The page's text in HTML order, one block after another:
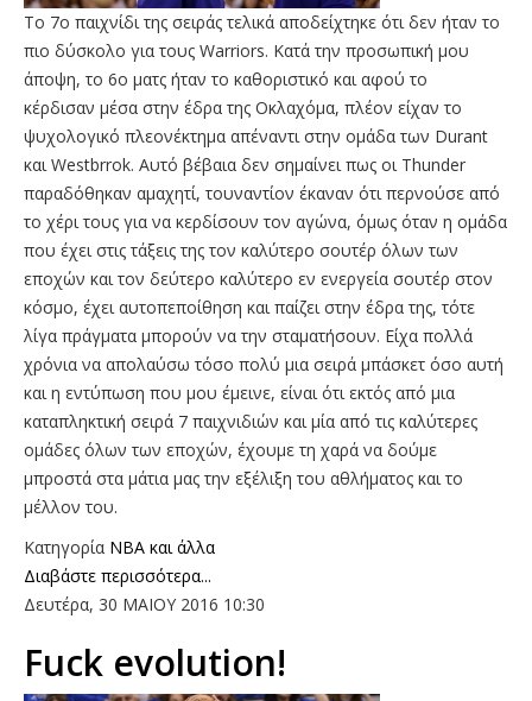
Το 7ο παιχνίδι της σειράς τελικά αποδείχτηκε ότι δεν ήταν το
πιο δύσκολο για τους Warriors. Κατά την προσωπική μου
άποψη, το 6ο ματς ήταν το καθοριστικό και αφού το
κέρδισαν μέσα στην έδρα της Οκλαχόμα, πλέον είχαν το
ψυχολογικό πλεονέκτημα απέναντι στην ομάδα των Durant
και Westbrrok. Αυτό βέβαια δεν σημαίνει πως οι Thunder
παραδόθηκαν αμαχητί, τουναντίον έκαναν ότι περνούσε από
το χέρι τους για να κερδίσουν τον αγώνα, όμως όταν η ομάδα
που έχει στις τάξεις της τον καλύτερο σουτέρ όλων των
εποχών και τον δεύτερο καλύτερο εν ενεργεία σουτέρ στον
κόσμο, έχει αυτοπεποίθηση και παίζει στην έδρα της, τότε
λίγα πράγματα μπορούν να την σταματήσουν. Είχα πολλά
χρόνια να απολαύσω τόσο πολύ μια σειρά μπάσκετ όσο αυτή
και η εντύπωση που μου έμεινε, είναι ότι εκτός από μια
καταπληκτική σειρά 7 παιχνιδιών και μία από τις καλύτερες
ομάδες όλων των εποχών, έχουμε τη χαρά να δούμε
μπροστά στα μάτια μας την εξέλιξη του αθλήματος και το
μέλλον του.
Κατηγορία NBA και άλλα
Διαβάστε περισσότερα...
Δευτέρα, 30 ΜΑΙΟΥ 2016 10:30
Fuck evolution!